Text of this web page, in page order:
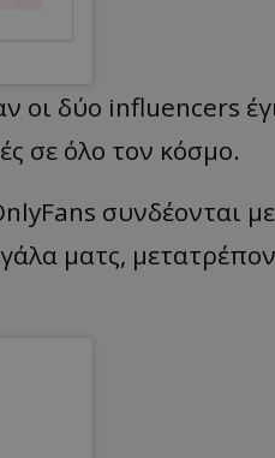
οι δύο influencers
σε όλο τον κόσμο.
συνδέονται
ματς,